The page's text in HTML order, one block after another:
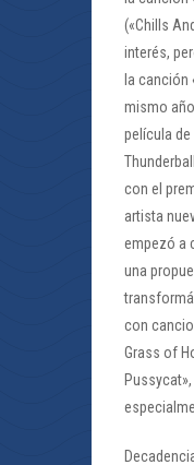
(«Chills
interés,
la canción
mismo
película
con el
artista
empezó a
una
con
Grass of